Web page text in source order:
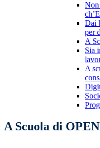
Non
Dai
per
A
Sia
A
A Scuola di